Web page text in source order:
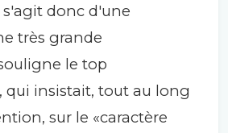
donc d'une
très grande
le top
qui insistait, tout au long
sur le «caractère